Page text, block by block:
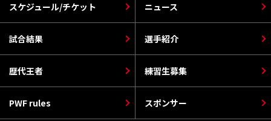
スケジュール/チケット
選手紹介
PWF rules
ニュース
歴代王者
スポンサー
試合結果
練習生募集